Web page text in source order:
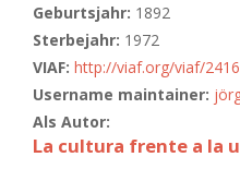
Geburtsjahr: 1892
Sterbejahr: 1972
VIAF: http://viaf.org/viaf/
Username maintainer:
Als Autor:
La cultura frente a la